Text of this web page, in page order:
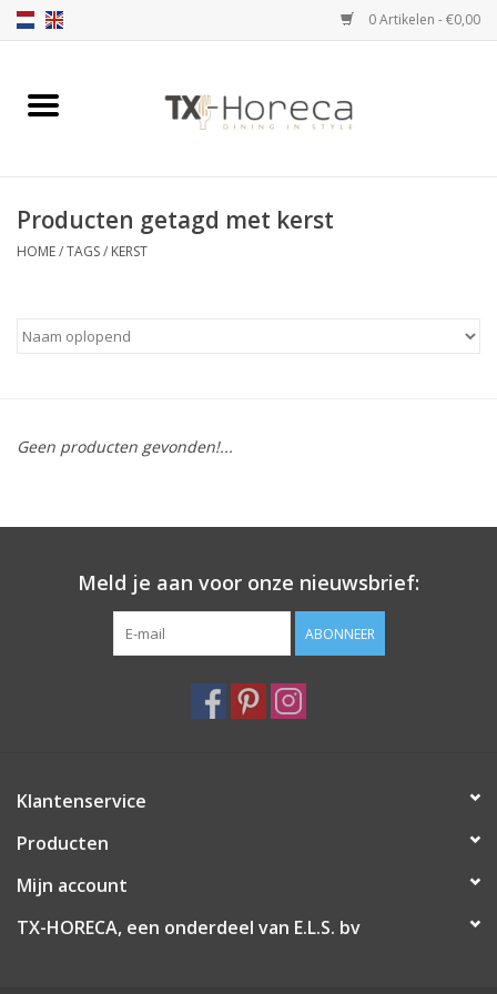
0 Artikelen - €0,00
Home
Catalogi
Producten getagd met kerst
HOME/TAGS/ KERST
Geen producten gevonden!...
Meld je aan voor onze nieuwsbrief:
ABONNEER
Klantenservice
Producten
Mijn account
TX-HORECA, een onderdeel van E.L.S. bv